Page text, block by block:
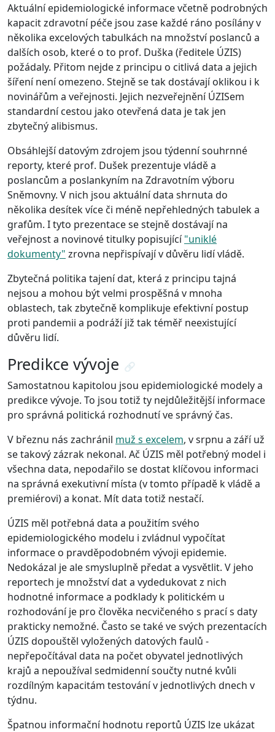
Aktuální epidemiologické informace včetně podrobných
kapacit zdravotní péče jsou zase každé ráno posílány v
několika excelových tabulkách na množství poslanců a
dalších osob, které o to prof. Duška (ředitele ÚZIS)
požádaly. Přitom nejde z principu o citlivá data a jejich
šíření není omezeno. Stejně se tak dostávají oklikou i k
novinářům a veřejnosti. Jejich nezveřejnění ÚZISem
standardní cestou jako otevřená data je tak jen
zbytečný alibismus.
Obsáhlejší datovým zdrojem jsou týdenní souhrnné
reporty, které prof. Dušek prezentuje vládě a
poslancům a poslankyním na Zdravotním výboru
Sněmovny. V nich jsou aktuální data shrnuta do
několika desítek více či méně nepřehledných tabulek a
grafům. I tyto prezentace se stejně dostávají na
veřejnost a novinové titulky popisující"uniklé
dokumenty" zrovna nepřispívají v důvěru lidí vládě.
Zbytečná politika tajení dat, která z principu tajná
nejsou a mohou být velmi prospěšná v mnoha
oblastech, tak zbytečně komplikuje efektivní postup
proti pandemii a podráží již tak téměř neexistující
důvěru lidí.
Predikce vývoje 🔗
Samostatnou kapitolou jsou epidemiologické modely a
predikce vývoje. To jsou totiž ty nejdůležitější informace
pro správná politická rozhodnutí ve správný čas.
V březnu nás zachránil muž s excelem, v srpnu a září už
se takový zázrak nekonal. Ač ÚZIS měl potřebný model i
všechna data, nepodařilo se dostat klíčovou informaci
na správná exekutivní místa (v tomto případě k vládě a
premiérovi) a konat. Mít data totiž nestačí.
ÚZIS měl potřebná data a použitím svého
epidemiologického modelu i zvládnul vypočítat
informace o pravděpodobném vývoji epidemie.
Nedokázal je ale smysluplně předat a vysvětlit. V jeho
reportech je množství dat a vydedukovat z nich
hodnotné informace a podklady k politickém u
rozhodování je pro člověka necvičeného s prací s daty
prakticky nemožné. Často se také ve svých prezentacích
ÚZIS dopouštěl vyložených datových faulů -
nepřepočítával data na počet obyvatel jednotlivých
krajů a nepoužíval sedmidenní součty nutné kvůli
rozdílným kapacitám testování v jednotlivých dnech v
týdnu.
Špatnou informační hodnotu reportů ÚZIS lze ukázat